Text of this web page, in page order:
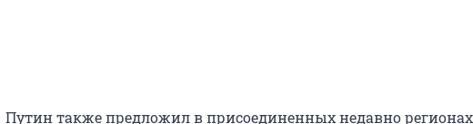
Путин также предложил в присоединенных недавно